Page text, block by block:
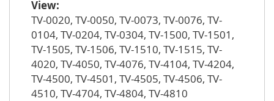
View:
TV-0020, TV-0050, TV-0073, TV-0076, TV-
0104, TV-0204, TV-0304, TV-1500, TV-1501,
TV-1505, TV-1506, TV-1510, TV-1515, TV-
4020, TV-4050, TV-4076, TV-4104, TV-4204,
TV-4500, TV-4501, TV-4505, TV-4506, TV-
4510, TV-4704, TV-4804, TV-4810